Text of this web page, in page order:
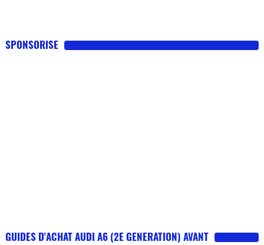
SPONSORISE
GUIDES D'ACHAT AUDI A6 (2E GENERATION) AVANT